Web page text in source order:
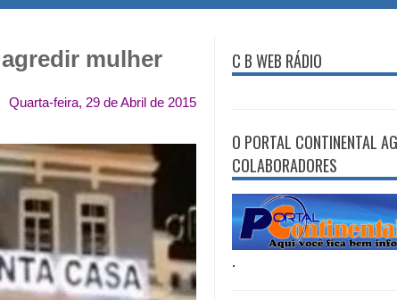
mulher
Quarta-feira, 29 de Abril de 2015
C B WEB RÁDIO
O PORTAL CONTINENTAL
COLABORADORES
.